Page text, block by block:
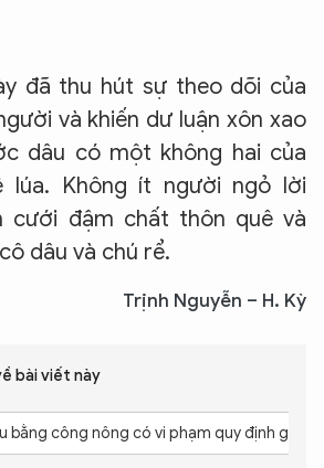
đã thu hút sự theo dõi của
và khiến dư luận xôn xao
dâu có một không hai của
lúa. Không ít người ngỏ lời
cưới đậm chất thôn quê và
dâu và chú rể.
Trịnh Nguyễn – H. Kỳ
bài viết này
bằng công nông có vi phạm quy định giao